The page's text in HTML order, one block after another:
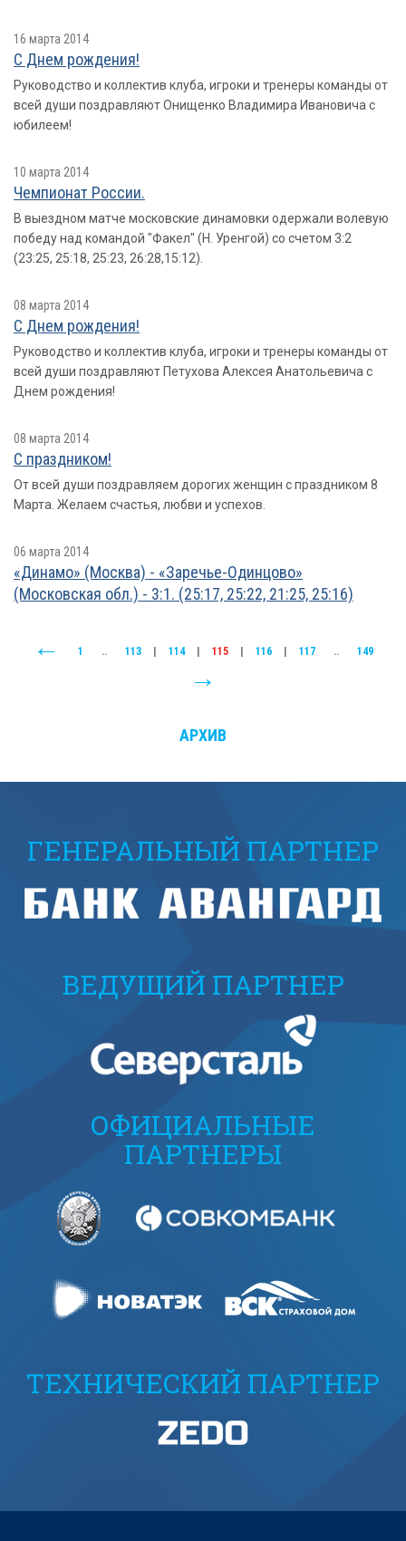
16 марта 2014
С Днем рождения!
Руководство и коллектив клуба, игроки и тренеры команды от
всей души поздравляют Онищенко Владимира Ивановича с
юбилеем!
10 марта 2014
Чемпионат России.
В выездном матче московские динамовки одержали волевую
победу над командой "Факел" (Н. Уренгой) со счетом 3:2
(23:25, 25:18, 25:23, 26:28,15:12).
08 марта 2014
С Днем рождения!
Руководство и коллектив клуба, игроки и тренеры команды от
всей души поздравляют Петухова Алексея Анатольевича с
Днем рождения!
08 марта 2014
С праздником!
От всей души поздравляем дорогих женщин с праздником 8
Марта. Желаем счастья, любви и успехов.
06 марта 2014
«Динамо» (Москва) - «Заречье-Одинцово»
(Московская обл.) - 3:1. (25:17, 25:22, 21:25, 25:16)
1 .. 113 114 115 116 117 .. 149
АРХИВ
ГЕНЕРАЛЬНЫЙ ПАРТНЕР
ВЕДУЩИЙ ПАРТНЕР
ОФИЦИАЛЬНЫЕ
ПАРТНЕРЫ
ТЕХНИЧЕСКИЙ ПАРТНЕР